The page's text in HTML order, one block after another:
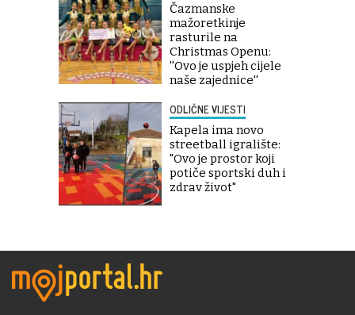
Čazmanske
mažoretkinje
rasturile na
Christmas Openu:
''Ovo je uspjeh cijele
naše zajednice''
ODLIČNE VIJESTI
Kapela ima novo
streetball igralište:
"Ovo je prostor koji
potiče sportski duh i
zdrav život"